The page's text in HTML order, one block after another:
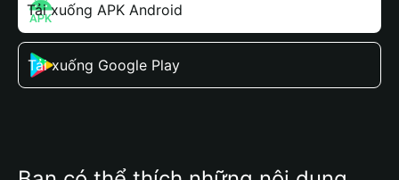
Tải xuống APK Android
Tải xuống Google Play